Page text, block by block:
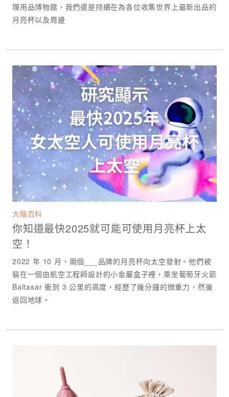
理用品博物館，我們還是持續在為各位收集世界上最新出品的
月亮杯以及周邊
大陰百科
你知道最快2025就可能可使用月亮杯上太
空！
2022 年 10 月，兩個___品牌的月亮杯向太空發射。他們被
裝在一個由航空工程師設計的小金屬盒子裡，乘坐葡萄牙火箭
Baltasar 衝到 3 公里的高度，經歷了幾分鐘的微重力，然後
返回地球。